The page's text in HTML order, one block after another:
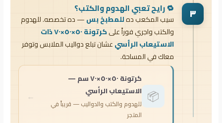
٣ 🔁 رايح تعبي الهدوم والكتب؟
سيب المكعب دهللمطبخ بس— ده تخصصه. للهدوم
والكتب واجري فوراً على
كرتونة ٥٠×٥٠×٧٠ ذات
الاستيعاب الرأسيعشان تبلع دواليب الملابس وتوفر
معاك في المساحة.
📦
كرتونة ٥٠×٥٠×٧٠ سم —
الاستيعاب الرأسي
للهدوم والكتب والدواليب — قريباً في
المتجر
←